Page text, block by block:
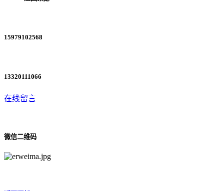
15979102568
13320111066
在线留言
微信二维码